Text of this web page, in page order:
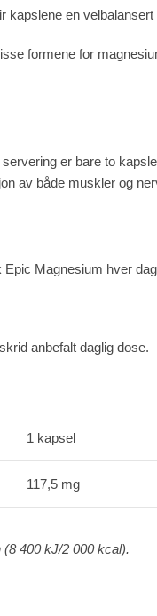
kapslene en
formene for
er bare to
av både muskler og
Magnesium hver
anbefalt daglig dose.
1 kapsel
117,5 mg
400 kJ/2 000 kcal).